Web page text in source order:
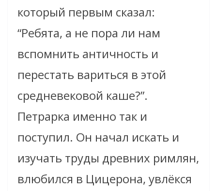
который первым сказал:
“Ребята, а не пора ли нам
вспомнить античность и
перестать вариться в этой
средневековой каше?”.
Петрарка именно так и
поступил. Он начал искать и
изучать труды древних римлян,
влюбился в Цицерона, увлёкся